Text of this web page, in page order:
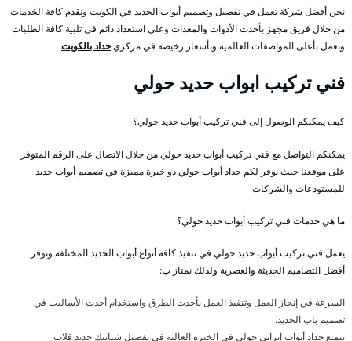
نحن أفضل شركة تعمل في تفصيل وتصميم أبواب الحديد في الكويت ونقدم كافة الخدمات
من خلال فريق مجهز بأحدث الأدوات والمعدات وعلى استعداد دائم في تلبية كافة الطلبات
ونعمل بأعلى المواصفات العالمية وبأسعار رخيصة في مركزيحداد بالكويت.
فني تركيب ابواب حديد حولي
كيف يمكنكم الوصول إلى فني تركيب أبواب حديد حولي؟
يمكنكم التواصل مع فني تركيب أبواب حديد حولي من خلال الاتصال على الرقم المتوفر
على موقعنا حيث نوفر لكم حداد أبواب حولي ذو خبرة مميزة في تصميم أبواب حديد
للمستودعات والشركات
ما هي خدمات فني تركيب أبواب حديد حولي؟
يعمل فني تركيب أبواب حديد حولي في تنفيذ كافة أنواع أبواب الحديد المختلفة ونوفر
أفضل التصاميم الحديثة والعصرية ولذلك نمتاز ب:
السرعة في إنجاز العمل وتنفيذ العمل بأحدث الطرق واستخدام أحدث الأساليب في
تصميم باب الحديد.
يتمتع حداد أبواب إيراني حولي في الخبرة العالية في تفصيل شبابيك حديد قلاب